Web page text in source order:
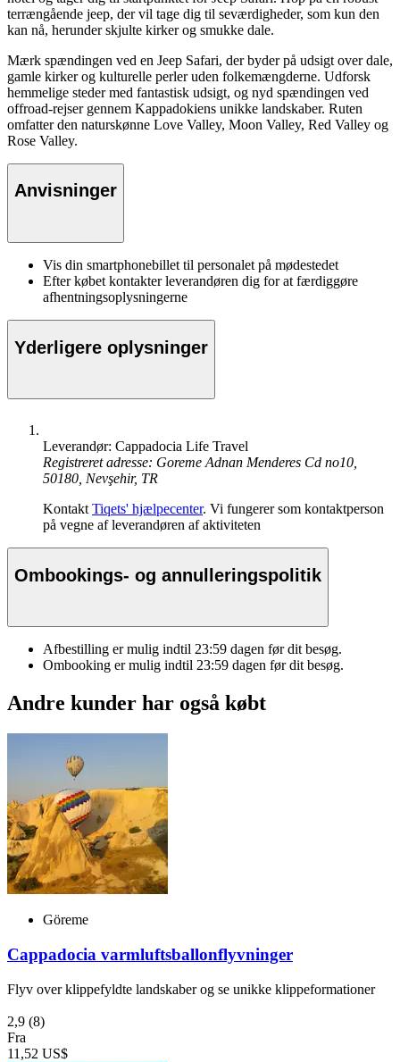
terrængående jeep, der vil tage dig til seværdigheder, som kun den
kan nå, herunder skjulte kirker og smukke dale.
Mærk spændingen ved en Jeep Safari, der byder på udsigt over dale,
gamle kirker og kulturelle perler uden folkemængderne. Udforsk
hemmelige steder med fantastisk udsigt, og nyd spændingen ved
offroad-rejser gennem Kappadokiens unikke landskaber. Ruten
omfatter den naturskønne Love Valley, Moon Valley, Red Valley og
Rose Valley.
Anvisninger
Vis din smartphonebillet til personalet på mødestedet
Efter købet kontakter leverandøren dig for at færdiggøre
afhentningsoplysningerne
Yderligere oplysninger
Leverandør: Cappadocia Life Travel
Registreret adresse: Goreme Adnan Menderes Cd no10,
50180, Nevşehir, TR
Kontakt Tiqets' hjælpecenter. Vi fungerer som kontaktperson
på vegne af leverandøren af aktiviteten
Ombookings- og annulleringspolitik
Afbestilling er mulig indtil 23:59 dagen før dit besøg.
Ombooking er mulig indtil 23:59 dagen før dit besøg.
Andre kunder har også købt
Göreme
Cappadocia varmluftsballonflyvninger
Flyv over klippefyldte landskaber og se unikke klippeformationer
2,9 (8)
Fra
11,52 US$